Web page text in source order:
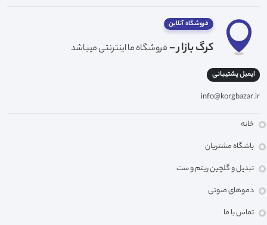
فروشگاه آنلاین
کرگ بازار - فروشگاه ما اینترنتی میباشد
ایمیل پشتیبانی
info@korgbazar.ir
خانه
باشگاه مشتریان
تبدیل و گلچین ریتم و ست
دموهای صوتی
تماس با ما